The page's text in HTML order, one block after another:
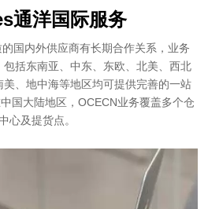
通洋国际服务
国内外供应商有长期合作关系，业务
括东南亚、中东、东欧、北美、西北
、地中海等地区均可提供完善的一站
国大陆地区，OCECN业务覆盖多个仓
心及提货点。